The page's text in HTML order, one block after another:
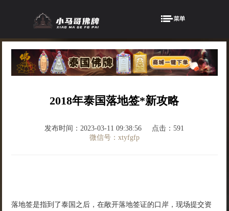
2018年泰国落地签*新攻略
发布时间：2023-03-11 09:38:56
点击：591
微信号：xtyfgfp
落地签是指到了泰国之后，在敞开落地签证的口岸，现场提交资